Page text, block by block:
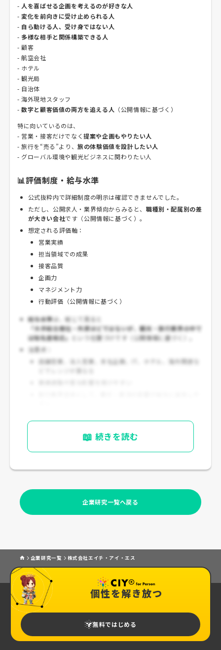
- 人を喜ばせる企画を考えるのが好きな人
-変化を前向きに受け止められる人
- 自ら動ける人、受け身ではない人
-多様な相手と関係構築できる人
- 顧客
- 航空会社
- ホテル
- 観光局
- 自治体
- 海外現地スタッフ
-数字と顧客価値の両方を追える人 （公開情報に基づく）
特に向いているのは、
- 営業・接客だけでなく提案や企画もやりたい人
- 旅行を“売る”より、旅の体験価値を設計したい人
- グローバル環境や観光ビジネスに関わりたい人
📊評価制度・給与水準
公式抜粋内で詳細制度の明示は確認できませんでした。
ただし、公開求人・業界傾向からみると、 職種別・配属別の差
が大きい会社です（公開情報に基づく）。
想定される評価軸：
営業実績
担当領域での成果
接客品質
企画力
マネジメント力
行動評価（公開情報に基づく）
給与水準は、総じて見ると
「大手総合商社・外資ほどではないが、観光・旅行業界の中で
は知名度相応」
という位置づけです（公開情報に基づく）。
注意点：
店舗営業、法人営業、本社企画、IT、ホテル、海外関連な
どでレンジが異なる
📖 続きを読む
企業研究一覧へ戻る
企業研究一覧 株式会社エイチ・アイ・エス
個性を解き放つ
無料ではじめる